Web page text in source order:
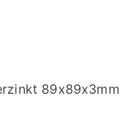
89x89x3mm